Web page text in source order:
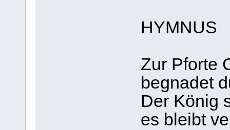
HYMNUS
Zur Pforte
begnadet
Der König
es bleibt